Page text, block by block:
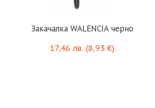
Закачалка WALENCIA черно
17,46лв. (8,93€)